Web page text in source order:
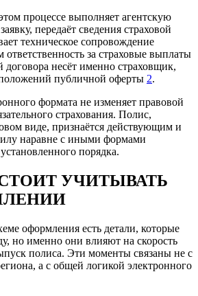
процессе выполняет агентскую
передаёт сведения страховой
техническое сопровождение
за страховые выплаты
несёт именно страховщик,
публичной оферты 2.
формата не изменяет правовой
страхования. Полис,
виде, признаётся действующим и
наравне с иными формами
порядка.
УЧИТЫВАТЬ
оформления есть детали, которые
но именно они влияют на скорость
полиса. Эти моменты связаны не с
а с общей логикой электронного